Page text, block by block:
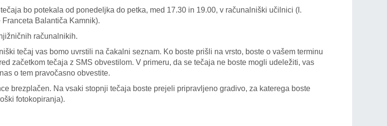
bo potekala od ponedeljka do petka, med 17.30 in 19.00, v računalniški učilnici (I.
Balantiča Kamnik).
računalnikih.
tečaj vas bomo uvrstili na čakalni seznam. Ko boste prišli na vrsto, boste o vašem terminu
začetkom tečaja z SMS obvestilom. V primeru, da se tečaja ne boste mogli udeležiti, vas
o tem pravočasno obvestite.
brezplačen. Na vsaki stopnji tečaja boste prejeli pripravljeno gradivo, za katerega boste
fotokopiranja).